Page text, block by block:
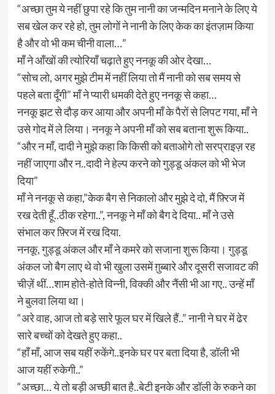
“अच्छा तुम ये नहीं छुपा रहे कि तुम नानी का जन्मदिन मनाने के लिए ये
सब खेल कर रहे हो, तुम लोगों ने नानी के लिए केक का इंतज़ाम किया
है और वो भी कम चीनी वाला…”
माँ ने आँखों की त्योरियाँ चढ़ाते हुए ननकू की ओर देखा…
“सोच लो, अगर मुझे टीम में नहीं लिया तो मैं नानी को सब समय से
पहले बता दूँगी” माँ ने प्यारी धमकी देते हुए ननकू से कहा…
ननकू झट से दौड़ कर आया और अपनी माँ के पैरों से लिपट गया, माँ ने
उसे गोद में ले लिया। ननकू ने अपनी माँ को सब बताना शुरू किया..
“और न माँ, दादी ने मुझे कहा कि किसी को बताओगे तो सरप्राइज़ रह
नहीं जाएगा और न..दादी ने हेल्प करने को गुड्डू अंकल को भी भेज
दिया”
माँ ने ननकू से कहा,”केक बैग से निकालो और मुझे दे दो, मैं फ़्रिज में
रख देती हूँ..ठीक रहेगा..”, ननकू ने माँ को बैग दे दिया.. माँ ने उसे
संभाल कर फ़्रिज में रख दिया.
ननकू, गुड्डू अंकल और माँ ने कमरे को सजाना शुरू किया। गुड्डू
अंकल जो बैग लाए थे वो भी खुला उसमें ग़ुब्बारे और दूसरी सजावट की
चीज़ें थीं…शाम होते-होते विन्नी, विक्की और नैंसी भी आ गए.. उन्हें माँ
ने बुलवा लिया था।
“अरे वाह, आज तो बड़े सारे फूल घर में खिले हैं..” नानी ने घर में ढेर
सारे बच्चों को देखते हुए कहा..
“हाँ माँ, आज सब यहीं रुकेंगे..इनके घर पर बता दिया है, डॉली भी
आज यहीं रुकेगी..”
“अच्छा… ये तो बड़ी अच्छी बात है..बेटी इनके और डॉली के रुकने का